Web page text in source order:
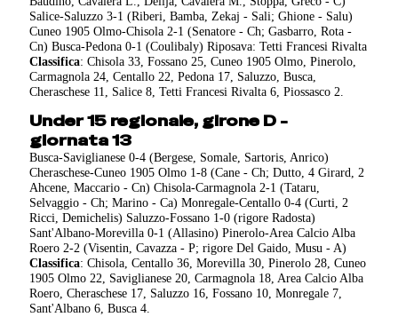
Salice-Saluzzo 3-1 (Riberi, Bamba, Zekaj - Sali; Ghione - Salu)
Cuneo 1905 Olmo-Chisola 2-1 (Senatore - Ch; Gasbarro, Rota -
Cn) Busca-Pedona 0-1 (Coulibaly) Riposava: Tetti Francesi Rivalta
Classifica: Chisola 33, Fossano 25, Cuneo 1905 Olmo, Pinerolo,
Carmagnola 24, Centallo 22, Pedona 17, Saluzzo, Busca,
Cheraschese 11, Salice 8, Tetti Francesi Rivalta 6, Piossasco 2.
Under 15 regionale, girone D -
giornata 13
Busca-Saviglianese 0-4 (Bergese, Somale, Sartoris, Anrico)
Cheraschese-Cuneo 1905 Olmo 1-8 (Cane - Ch; Dutto, 4 Girard, 2
Ahcene, Maccario - Cn) Chisola-Carmagnola 2-1 (Tataru,
Selvaggio - Ch; Marino - Ca) Monregale-Centallo 0-4 (Curti, 2
Ricci, Demichelis) Saluzzo-Fossano 1-0 (rigore Radosta)
Sant'Albano-Morevilla 0-1 (Allasino) Pinerolo-Area Calcio Alba
Roero 2-2 (Visentin, Cavazza - P; rigore Del Gaido, Musu - A)
Classifica: Chisola, Centallo 36, Morevilla 30, Pinerolo 28, Cuneo
1905 Olmo 22, Saviglianese 20, Carmagnola 18, Area Calcio Alba
Roero, Cheraschese 17, Saluzzo 16, Fossano 10, Monregale 7,
Sant'Albano 6, Busca 4.